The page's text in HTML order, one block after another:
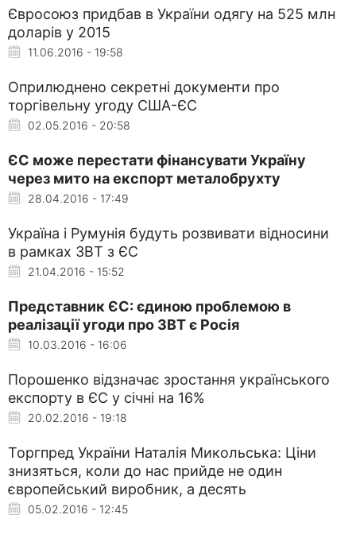
Євросоюз придбав в України одягу на 525 млн
доларів у 2015
11.06.2016 - 19:58
Оприлюднено секретні документи про
торгівельну угоду США-ЄС
02.05.2016 - 20:58
ЄС може перестати фінансувати Україну
через мито на експорт металобрухту
28.04.2016 - 17:49
Україна і Румунія будуть розвивати відносини
в рамках ЗВТ з ЄС
21.04.2016 - 15:52
Представник ЄС: єдиною проблемою в
реалізації угоди про ЗВТ є Росія
10.03.2016 - 16:06
Порошенко відзначає зростання українського
експорту в ЄС у січні на 16%
20.02.2016 - 19:18
Торгпред України Наталія Микольська: Ціни
знизяться, коли до нас прийде не один
європейський виробник, а десять
05.02.2016 - 12:45